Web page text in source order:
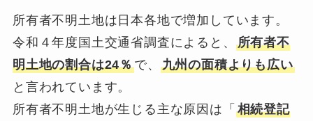
所有者不明土地は日本各地で増加しています。
令和４年度国土交通省調査によると、 所有者不
明土地の割合は24％で、 九州の面積よりも広い
と言われています。
所有者不明土地が生じる主な原因は「 相続登記